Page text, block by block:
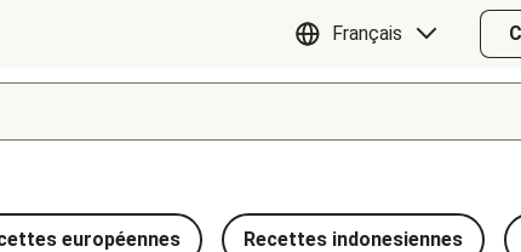
Français
européennes Recettes indonesiennes